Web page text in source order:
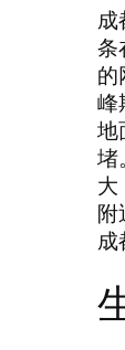
成
条
的
峰
地
堵
大
附
成